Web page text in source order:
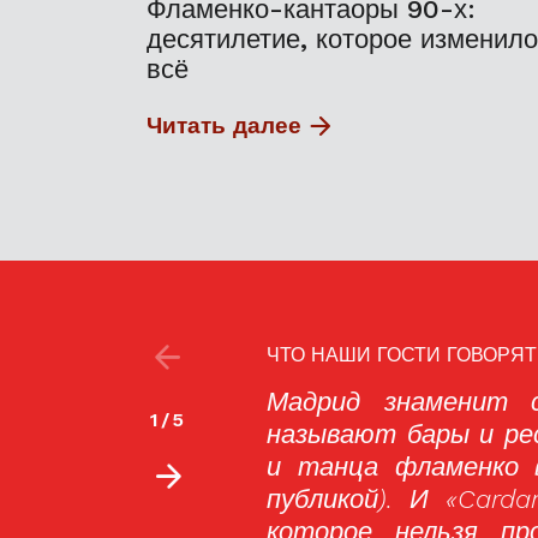
Фламенко-кантаоры 90-х:
десятилетие, которое изменило
всё
Читать далее
ЧТО НАШИ ГОСТИ
таблао (так
пения, музыки
перед
одно из тех мест,
можно посетить
Все оказалось
Таблао фламенко
речи.
что изумило нас,
это часть нашей
2 /5